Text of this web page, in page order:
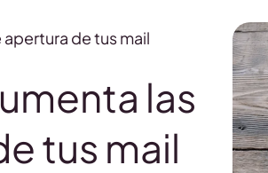
de tus mail
las
tus mail